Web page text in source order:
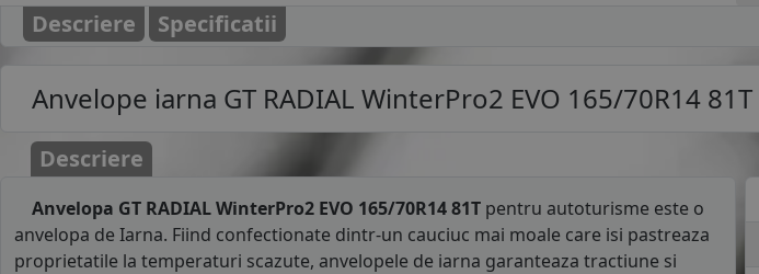
Descriere Specificatii
Anvelope iarna GT RADIAL WinterPro2 EVO 165/70R14 81T
Descriere
Anvelopa GT RADIAL WinterPro2 EVO 165/70R14 81T pentru autoturisme este o
anvelopa de Iarna. Fiind confectionate dintr-un cauciuc mai moale care isi pastreaza
proprietatile la temperaturi scazute, anvelopele de iarna garanteaza tractiune si